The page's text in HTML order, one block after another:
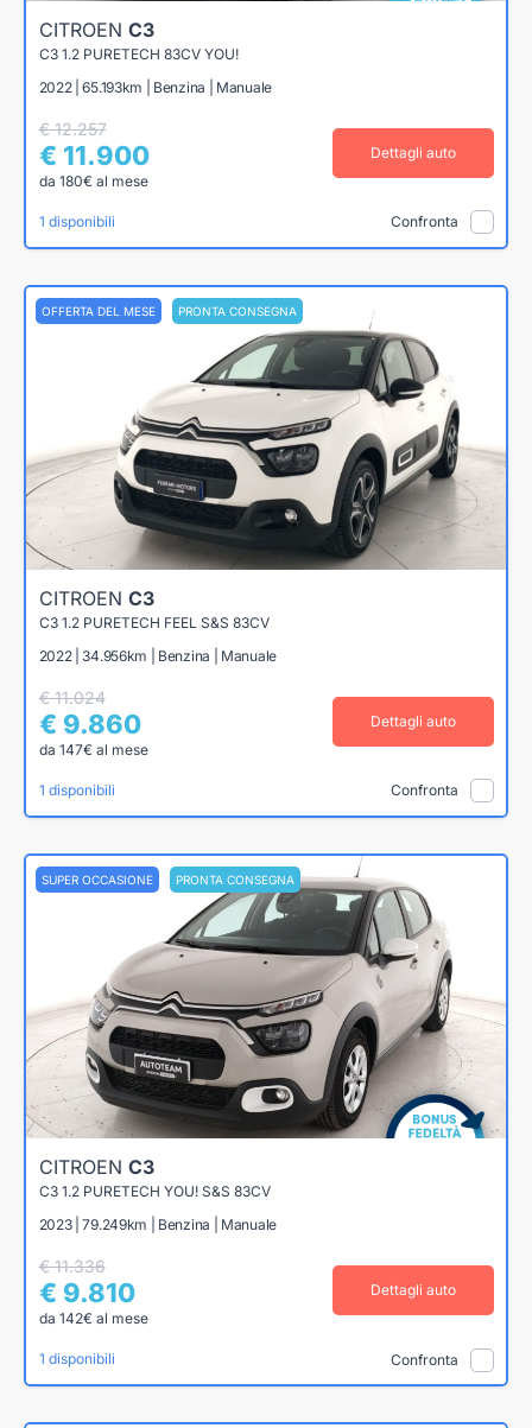
CITROEN C3
C3 1.2 PURETECH 83CV YOU!
2022 | 65.193km | Benzina | Manuale
€ 12.257
€ 11.900
da 180€ al mese
Dettagli auto
1 disponibili Confronta
OFFERTA DEL MESE PRONTA CONSEGNA
CITROEN C3
C3 1.2 PURETECH FEEL S&S 83CV
2022 | 34.956km | Benzina | Manuale
€ 11.024
€ 9.860
da 147€ al mese
Dettagli auto
1 disponibili Confronta
SUPER OCCASIONE PRONTA CONSEGNA
CITROEN C3
C3 1.2 PURETECH YOU! S&S 83CV
2023 | 79.249km | Benzina | Manuale
€ 11.336
€ 9.810
da 142€ al mese
Dettagli auto
1 disponibili Confronta